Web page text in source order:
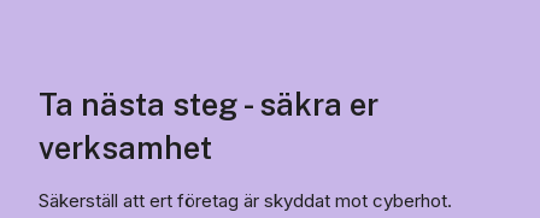
Ta nästa steg - säkra er
verksamhet
Säkerställ att ert företag är skyddat mot cyberhot.